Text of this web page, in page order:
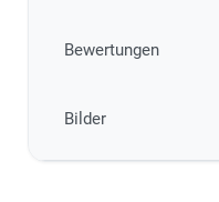
Bewertungen
Bilder